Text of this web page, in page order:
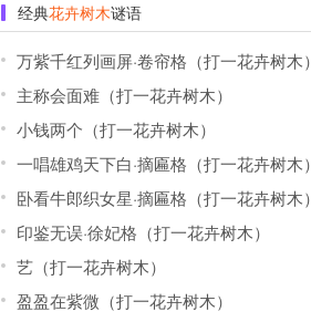
经典花卉树木谜语
万紫千红列画屏·卷帘格（打一花卉树木）
主称会面难（打一花卉树木）
小钱两个（打一花卉树木）
一唱雄鸡天下白·摘匾格（打一花卉树木）
卧看牛郎织女星·摘匾格（打一花卉树木）
印鉴无误·徐妃格（打一花卉树木）
艺（打一花卉树木）
盈盈在紫微（打一花卉树木）